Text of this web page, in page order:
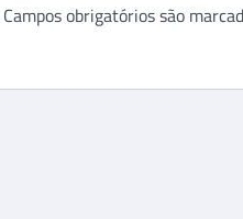
Campos obrigatórios são